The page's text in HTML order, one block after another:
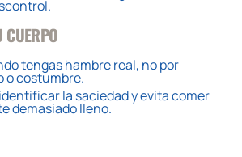
CUERPO
tengas hambre real, no por
o costumbre.
la saciedad y evita comer
demasiado lleno.